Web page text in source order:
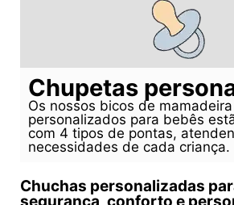
Chupetas
Os nossos bicos de mamadeira
personalizados para bebês
com 4 tipos de pontas,
necessidades de cada criança.
Chuchas personalizadas